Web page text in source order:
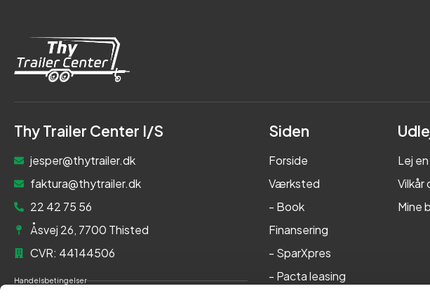
Thy Trailer Center I/S
jesper@thytrailer.dk
faktura@thytrailer.dk
22 42 75 56
Åsvej 26, 7700 Thisted
CVR: 44144506
Handelsbetingelser
Siden
Forside
Værksted
- Book
Finansering
- SparXpres
- Pacta leasing
Lej
Vilkår
Mine